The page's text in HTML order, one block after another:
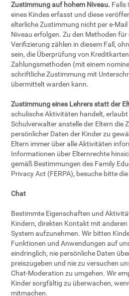
Zustimmung auf hohem Niveau. Falls
eines Kindes erfasst und diese
elterliche Zustimmung nicht per e-
Niveau erfolgen. Zu den Methoden
Verifizierung zählen in diesem Fall,
sein, die Überprüfung von
Zahlungsmethoden (mit einem
schriftliche Zustimmung mit
übermittelt warden kann.
Zustimmung eines Lehrers statt der
schulische Aktivitäten handelt, erlaubt
Schulverwalter anstelle der Eltern die
persönlicher Daten der Kinder zu
Eltern immer über alle Aktivitäten
Informationen über Elternrechte
gemäß Bestimmungen des Family
Privacy Act (FERPA), besuche bitte
Chat
Bestimmte Eigenschaften und
Kindern, direkten Kontakt mit
System aufzunehmen. Wir bitten
Funktionen und Anwendungen auf
eindringlich, nie persönliche Daten
preiszugeben und nie zu versuchen
Chat-Moderation zu umgehen. Wir
Kinder sorgfältig zu überwachen,
mitmachen.